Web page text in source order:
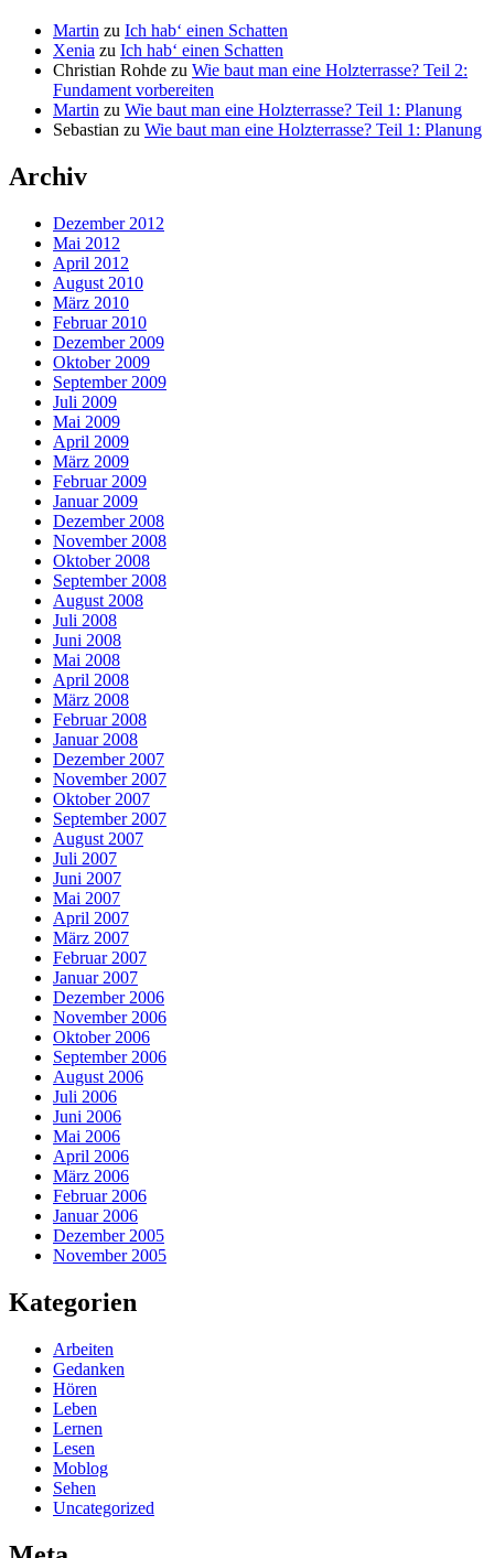
Martin zu Ich hab‘ einen Schatten
Xenia zu Ich hab‘ einen Schatten
Christian Rohde zu Wie baut man eine Holzterrasse? Teil 2:
Fundament vorbereiten
Martin zu Wie baut man eine Holzterrasse? Teil 1: Planung
Sebastian zu Wie baut man eine Holzterrasse? Teil 1: Planung
Archiv
Dezember 2012
Mai 2012
April 2012
August 2010
März 2010
Februar 2010
Dezember 2009
Oktober 2009
September 2009
Juli 2009
Mai 2009
April 2009
März 2009
Februar 2009
Januar 2009
Dezember 2008
November 2008
Oktober 2008
September 2008
August 2008
Juli 2008
Juni 2008
Mai 2008
April 2008
März 2008
Februar 2008
Januar 2008
Dezember 2007
November 2007
Oktober 2007
September 2007
August 2007
Juli 2007
Juni 2007
Mai 2007
April 2007
März 2007
Februar 2007
Januar 2007
Dezember 2006
November 2006
Oktober 2006
September 2006
August 2006
Juli 2006
Juni 2006
Mai 2006
April 2006
März 2006
Februar 2006
Januar 2006
Dezember 2005
November 2005
Kategorien
Arbeiten
Gedanken
Hören
Leben
Lernen
Lesen
Moblog
Sehen
Uncategorized